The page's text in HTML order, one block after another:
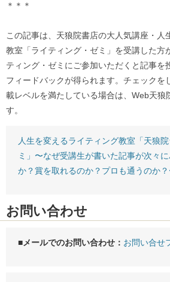
＊＊＊
この記事は、天狼院書店の大人気講座・人
教室「ライティング・ゼミ」を受講した方
ティング・ゼミにご参加いただくと記事を
フィードバックが得られます。チェックを
載レベルを満たしている場合は、Web天狼
す。
人生を変えるライティング教室「天狼
ミ」〜なぜ受講生が書いた記事が次々
か？賞を取れるのか？プロも通うのか？
お問い合わせ
■メールでのお問い合わせ： お問い合せ